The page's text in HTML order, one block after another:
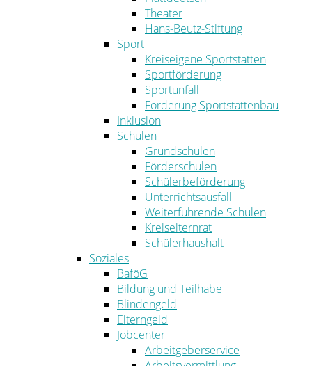
Theater
Hans-Beutz-Stiftung
Sport
Kreiseigene Sportstätten
Sportförderung
Sportunfall
Förderung Sportstättenbau
Inklusion
Schulen
Grundschulen
Förderschulen
Schülerbeförderung
Unterrichtsausfall
Weiterführende Schulen
Kreiselternrat
Schülerhaushalt
Soziales
BaföG
Bildung und Teilhabe
Blindengeld
Elterngeld
Jobcenter
Arbeitgeberservice